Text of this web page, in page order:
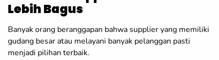
Lebih Bagus
Banyak orang beranggapan bahwa supplier yang memiliki
gudang besar atau melayani banyak pelanggan pasti
menjadi pilihan terbaik.